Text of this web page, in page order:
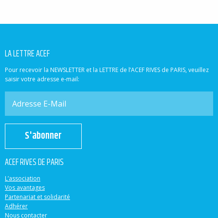
LA LETTRE ACEF
Pour recevoir la NEWSLETTER et la LETTRE de l’ACEF RIVES de PARIS, veuillez
saisir votre adresse e-mail:
S'abonner
ACEF RIVES DE PARIS
L’association
Vos avantages
Partenariat et solidarité
Adhérer
Nous contacter